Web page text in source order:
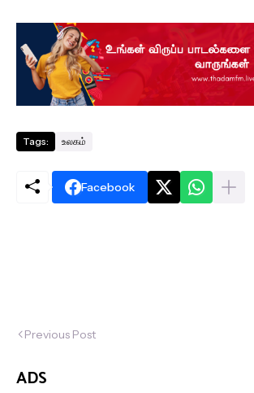
Tags: உலகம்
Facebook
Previous Post
ADS